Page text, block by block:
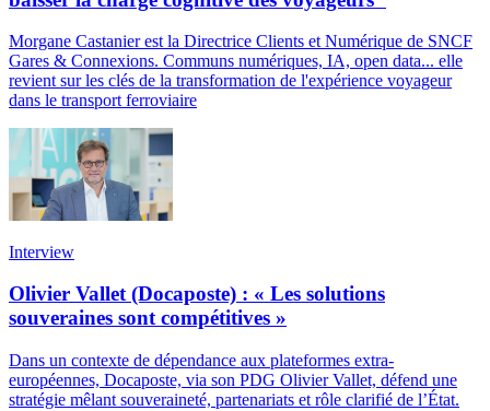
Morgane Castanier est la Directrice Clients et Numérique de SNCF
Gares & Connexions. Communs numériques, IA, open data... elle
revient sur les clés de la transformation de l'expérience voyageur
dans le transport ferroviaire
Interview
Olivier Vallet (Docaposte) : « Les solutions
souveraines sont compétitives »
Dans un contexte de dépendance aux plateformes extra-
européennes, Docaposte, via son PDG Olivier Vallet, défend une
stratégie mêlant souveraineté, partenariats et rôle clarifié de l’État.